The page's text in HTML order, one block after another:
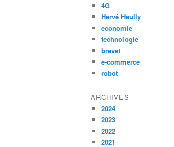
4G
Hervé Heully
economie
technologie
brevet
e-commerce
robot
ARCHIVES
2024
2023
2022
2021